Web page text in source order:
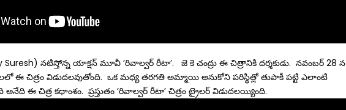
Suresh) నటిస్తోన్న యాక్షన్ మూవీ ‘రివాల్వర్ రీటా’. జె కె చంద్రు ఈ చిత్రానికి దర్శకుడు. నవంబర్ 28 న
ఈ చిత్రం విడుదలవుతోంది. ఒక మధ్య తరగతి అమ్మాయి అనుకోని పరిస్థిత్లో తుపాకీ పట్టి ఎలాంటి
ఈ చిత్ర కధాంశం. ప్రస్తుతం ‘రివాల్వర్ రీటా’ చిత్రం ట్రైలర్ విడుదలయ్యింది.